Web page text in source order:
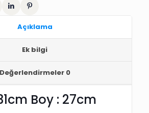
Açıklama
Ek bilgi
Değerlendirmeler 0
Boy : 27cm